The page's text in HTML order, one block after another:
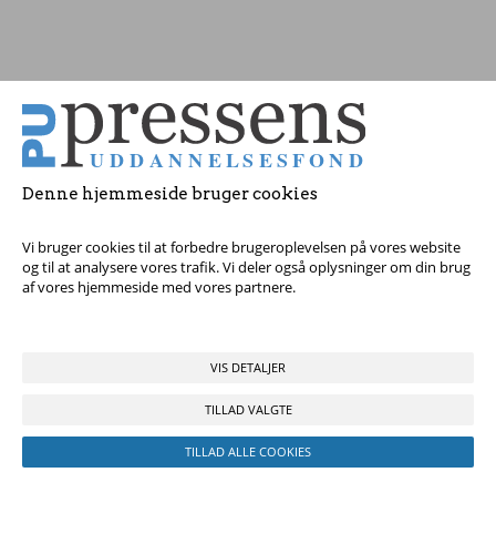
Denne hjemmeside bruger cookies
Vi bruger cookies til at forbedre brugeroplevelsen på vores website
og til at analysere vores trafik. Vi deler også oplysninger om din brug
af vores hjemmeside med vores partnere.
VIS DETALJER
TILLAD VALGTE
TILLAD ALLE COOKIES
Tag fat i os med dine spørgsmål!
© 2017 Pressens Uddannelsesfond, Rådhuspladsen 16, 4. sal, 1550